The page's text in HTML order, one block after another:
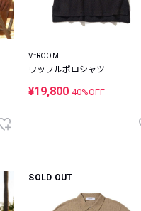
V::ROOM
ワッフルポロシャツ
¥19,80040%OFF
SOLD OUT